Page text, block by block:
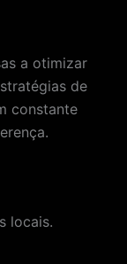
a otimizar
de
constante
locais.